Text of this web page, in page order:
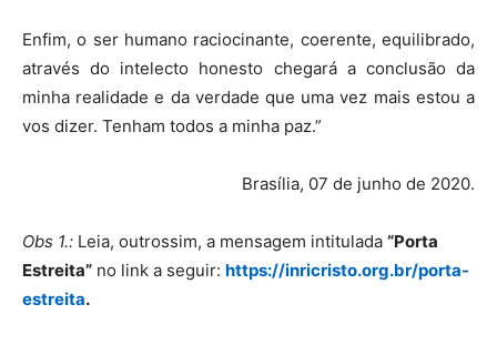
Enfim, o ser humano raciocinante, coerente, equilibrado,
através do intelecto honesto chegará a conclusão da
minha realidade e da verdade que uma vez mais estou a
vos dizer. Tenham todos a minha paz.”
Brasília, 07 de junho de 2020.
Obs 1.: Leia, outrossim, a mensagem intitulada “Porta
Estreita” no link a seguir: https://inricristo.org.br/porta-
estreita.